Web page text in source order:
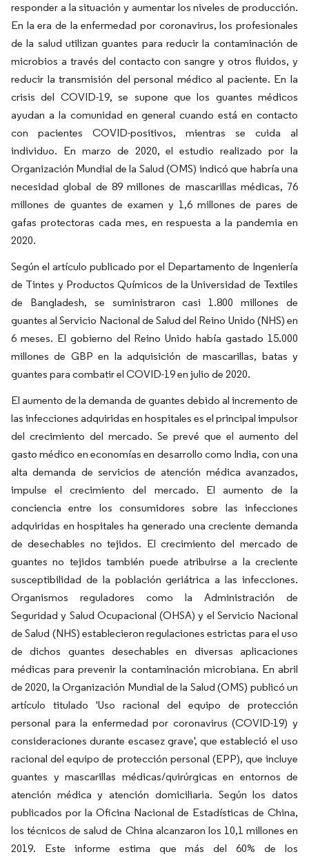
responder a la situación y aumentar los niveles de producción.
En la era de la enfermedad por coronavirus, los profesionales
de la salud utilizan guantes para reducir la contaminación de
microbios a través del contacto con sangre y otros fluidos, y
reducir la transmisión del personal médico al paciente. En la
crisis del COVID-19, se supone que los guantes médicos
ayudan a la comunidad en general cuando está en contacto
con pacientes COVID-positivos, mientras se cuida al
individuo. En marzo de 2020, el estudio realizado por la
Organización Mundial de la Salud (OMS) indicó que habría una
necesidad global de 89 millones de mascarillas médicas, 76
millones de guantes de examen y 1,6 millones de pares de
gafas protectoras cada mes, en respuesta a la pandemia en
2020.
Según el artículo publicado por el Departamento de Ingeniería
de Tintes y Productos Químicos de la Universidad de Textiles
de Bangladesh, se suministraron casi 1.800 millones de
guantes al Servicio Nacional de Salud del Reino Unido (NHS) en
6 meses. El gobierno del Reino Unido había gastado 15.000
millones de GBP en la adquisición de mascarillas, batas y
guantes para combatir el COVID-19 en julio de 2020.
El aumento de la demanda de guantes debido al incremento de
las infecciones adquiridas en hospitales es el principal impulsor
del crecimiento del mercado. Se prevé que el aumento del
gasto médico en economías en desarrollo como India, con una
alta demanda de servicios de atención médica avanzados,
impulse el crecimiento del mercado. El aumento de la
conciencia entre los consumidores sobre las infecciones
adquiridas en hospitales ha generado una creciente demanda
de desechables no tejidos. El crecimiento del mercado de
guantes no tejidos también puede atribuirse a la creciente
susceptibilidad de la población geriátrica a las infecciones.
Organismos reguladores como la Administración de
Seguridad y Salud Ocupacional (OHSA) y el Servicio Nacional
de Salud (NHS) establecieron regulaciones estrictas para el uso
de dichos guantes desechables en diversas aplicaciones
médicas para prevenir la contaminación microbiana. En abril
de 2020, la Organización Mundial de la Salud (OMS) publicó un
artículo titulado 'Uso racional del equipo de protección
personal para la enfermedad por coronavirus (COVID-19) y
consideraciones durante escasez grave', que estableció el uso
racional del equipo de protección personal (EPP), que incluye
guantes y mascarillas médicas/quirúrgicas en entornos de
atención médica y atención domiciliaria. Según los datos
publicados por la Oficina Nacional de Estadísticas de China,
los técnicos de salud de China alcanzaron los 10,1 millones en
2019. Este informe estima que más del 60% de los